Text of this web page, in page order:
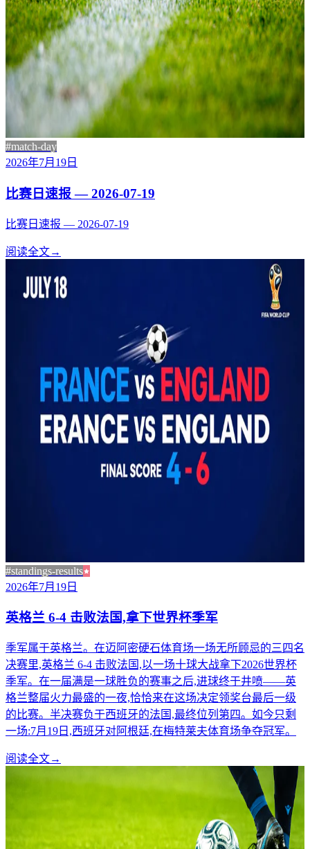
#match-day
2026年7月19日
比赛日速报 — 2026-07-19
比赛日速报 — 2026-07-19
阅读全文→
#standings-results
2026年7月19日
英格兰 6-4 击败法国,拿下世界杯季军
季军属于英格兰。在迈阿密硬石体育场一场无所顾忌的三四名
决赛里,英格兰 6-4 击败法国,以一场十球大战拿下2026世界杯
季军。在一届满是一球胜负的赛事之后,进球终于井喷——英
格兰整届火力最盛的一夜,恰恰来在这场决定领奖台最后一级
的比赛。半决赛负于西班牙的法国,最终位列第四。如今只剩
一场:7月19日,西班牙对阿根廷,在梅特莱夫体育场争夺冠军。
阅读全文→